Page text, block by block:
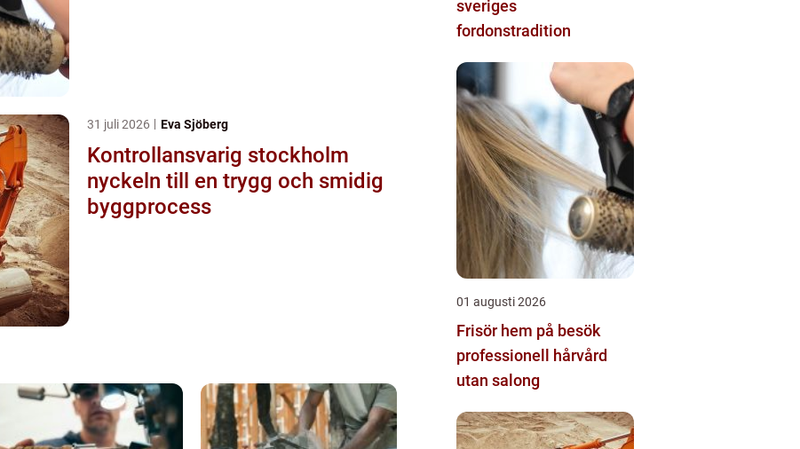
31 juli 2026 Eva Sjöberg
Kontrollansvarig stockholm
nyckeln till en trygg och smidig
byggprocess
sveriges
fordonstradition
01 augusti 2026
Frisör hem på besök
professionell hårvård
utan salong